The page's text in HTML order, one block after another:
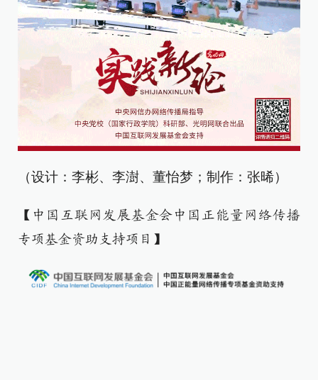
（设计：李彬、李澍、董怡梦；制作：张晞）
【中国互联网发展基金会中国正能量网络传播
专项基金资助支持项目】